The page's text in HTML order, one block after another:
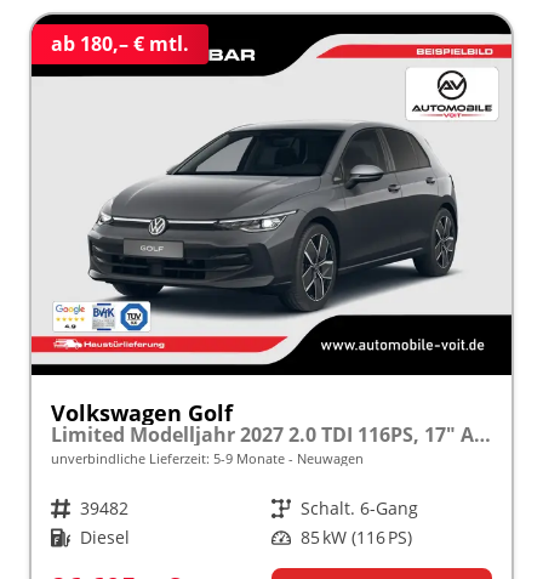
ab 180,– € mtl.
Volkswagen Golf
Limited Modelljahr 2027 2.0 TDI 116PS, 17" Alu , Adaptiver Tempomat, Sicht-Paket, Digital Cockpit, App-Connect, Parksensoren vo/hi, Rückfahrkamera, Climatronic
unverbindliche Lieferzeit: 5-9 Monate Neuwagen
Fahrzeugnr. 39482 Getriebe Schalt. 6-Gang
Kraftstoff Diesel Leistung 85 kW (116 PS)